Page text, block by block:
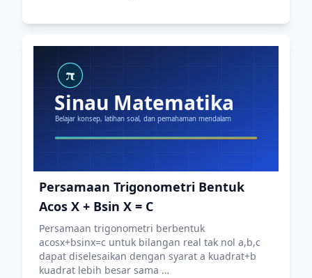
Persamaan Trigonometri Bentuk
Acos X + Bsin X = C
Persamaan trigonometri berbentuk
acosx+bsinx=c untuk bilangan real tak nol a,b,c
dapat diselesaikan dengan syarat a kuadrat+b
kuadrat lebih besar sama …